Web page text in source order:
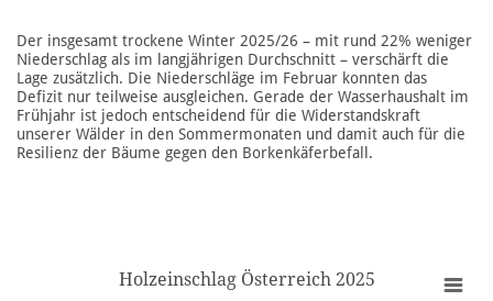
Der insgesamt trockene Winter 2025/26 – mit rund 22% weniger
Niederschlag als im langjährigen Durchschnitt – verschärft die
Lage zusätzlich. Die Niederschläge im Februar konnten das
Defizit nur teilweise ausgleichen. Gerade der Wasserhaushalt im
Frühjahr ist jedoch entscheidend für die Widerstandskraft
unserer Wälder in den Sommermonaten und damit auch für die
Resilienz der Bäume gegen den Borkenkäferbefall.
Holzeinschlag Österreich 2025